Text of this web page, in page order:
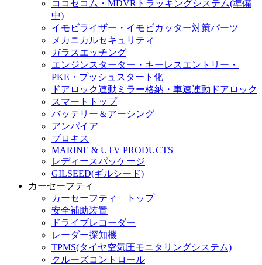
ココセコム・MDVRトラッキングシステム(準備
中)
イモビライザー・イモビカッター対策パーツ
メカニカルセキュリティ
ガラスエッチング
エンジンスターター・キーレスエントリー・
PKE・プッシュスタート化
ドアロック連動ミラー格納・車速連動ドアロック
スマートトップ
バッテリー＆アーシング
アンパイア
ブロキス
MARINE & UTV PRODUCTS
レディースパッケージ
GILSEED(ギルシード)
カーセーフティ
カーセーフティ トップ
安全補助装置
ドライブレコーダー
レーダー探知機
TPMS(タイヤ空気圧モニタリングシステム)
クルーズコントロール